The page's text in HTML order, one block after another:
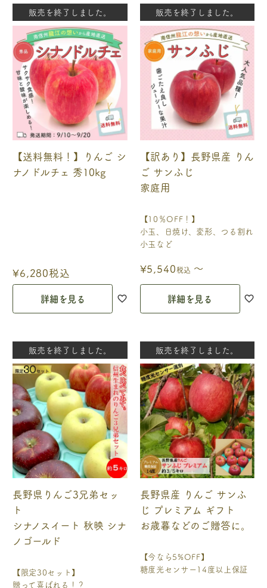
【送料無料！】りんご シ
ナノドルチェ 秀10kg
¥6,280税込
販売を終了しました。
詳細を見る
【10％OFF！】
小玉、日焼け、変形、つる割れ
小玉など
【訳あり】長野県産 りん
ご サンふじ
家庭用
¥5,540税込 〜
販売を終了しました。
詳細を見る
【限定30セット】
贈って喜ばれる！？
長野県りんご3兄弟セッ
ト
シナノスイート 秋映 シナ
ノゴールド
販売を終了しました。
【今なら5%OFF】
糖度光センサー14度以上保証
長野県産 りんご サンふ
じ プレミアム ギフト
お歳暮などのご贈答に。
販売を終了しました。